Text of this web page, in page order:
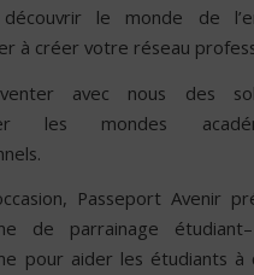
découvrir le monde de
à créer votre réseau
avec nous des
les mondes
Passeport Avenir
de parrainage
pour aider les étudiants à